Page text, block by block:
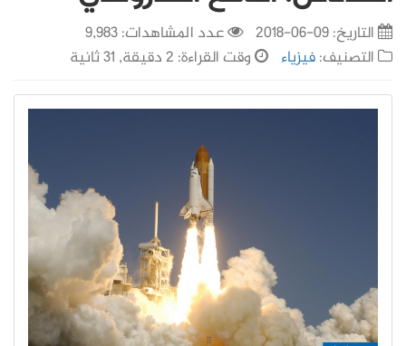
التاريخ:09-06-2018
عدد المشاهدات: 9,983
التصنيف:فيزياء وقت القراءة: 2 دقيقة, 31 ثانية